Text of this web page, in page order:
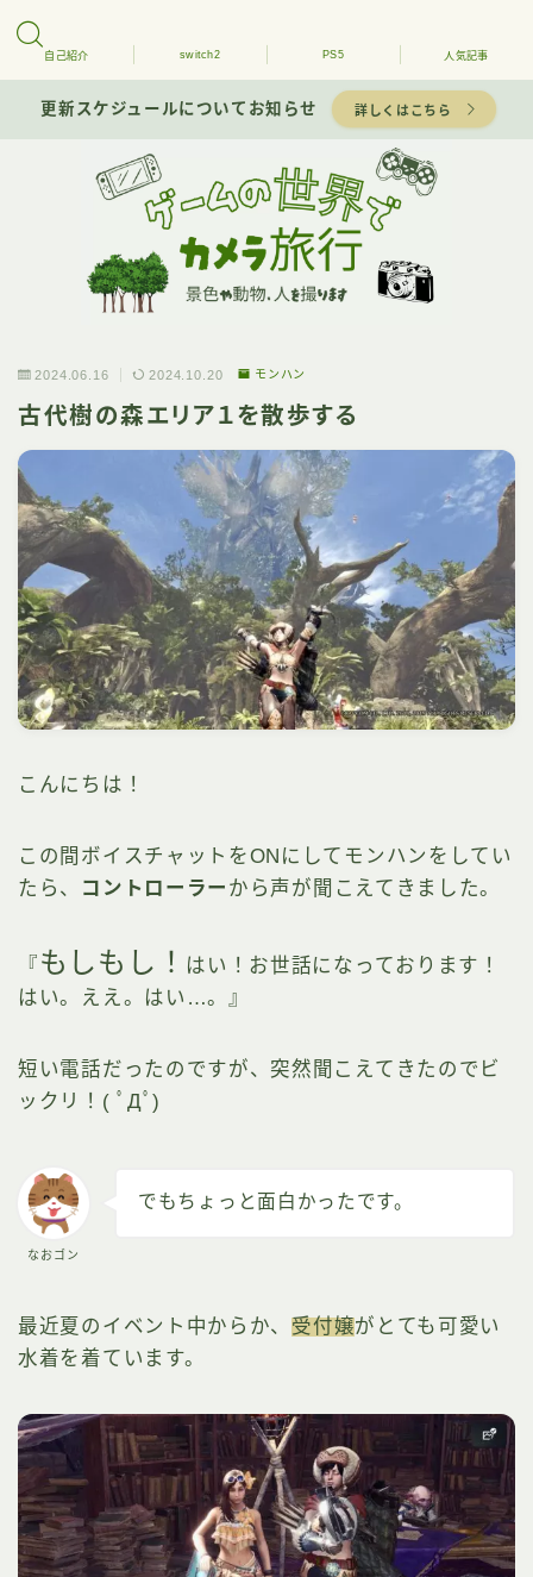
自己紹介 switch2 PS5 人気記事
更新スケジュールについてお知らせ 詳しくはこちら
2024.06.16 2024.10.20 モンハン
古代樹の森エリア１を散歩する
こんにちは！
この間ボイスチャットをONにしてモンハンをしてい
たら、
コントローラー から声が聞こえてきました。
『 もしもし！
はい！お世話になっております！
はい。ええ。はい…。』
短い電話だったのですが、突然聞こえてきたのでビ
ックリ！( ﾟДﾟ)
なおゴン
でもちょっと面白かったです。
最近夏のイベント中からか、 受付嬢がとても可愛い
水着を着ています。